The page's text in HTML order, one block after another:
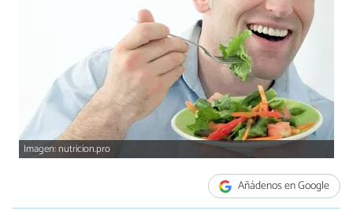
Imagen: nutricion.pro
Añádenos en Google